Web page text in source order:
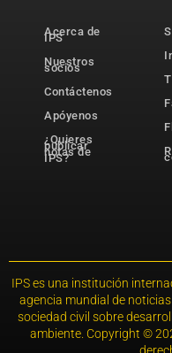
Acerca de
IPS
Nuestros
socios
Contáctenos
Apóyenos
¿Quieres
publicar
notas de
IPS?
IPS es una institución
agencia mundial de
sociedad civil sobre
ambiente. Copyright ©